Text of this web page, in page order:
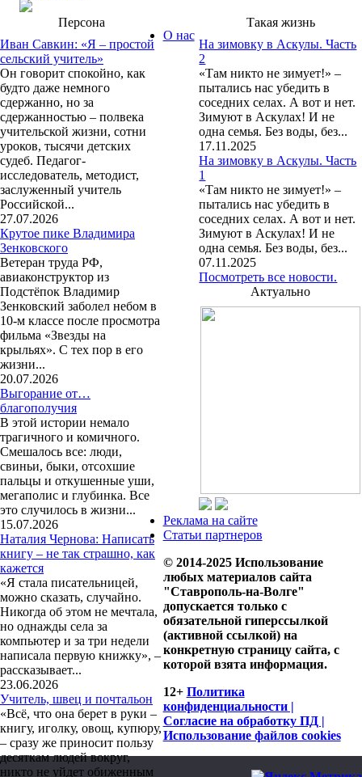
Персона
Иван Савкин: «Я – простой
сельский учитель»
Он говорит спокойно, как
будто даже немного
сдержанно, но за
сдержанностью – полвека
учительской жизни, сотни
уроков, тысячи детских
судеб. Педагог-
исследователь, методист,
заслуженный учитель
Российской...
27.07.2026
Крутое пике Владимира
Зенковского
Ветеран труда РФ,
авиаконструктор из
Подстёпок Владимир
Зенковский заболел небом в
10-м классе после просмотра
фильма «Звезды на
крыльях». С тех пор в его
жизни...
20.07.2026
Выгорание от…
благополучия
В этой истории немало
трагичного и комичного.
Смешалось все: люди,
свиньи, быки, отсохшие
пальцы и откушенные уши,
мегаполис и глубинка. Все
это случилось в жизни...
15.07.2026
Наталия Чернова: Написать
книгу – не так страшно, как
кажется
«Я стала писательницей,
можно сказать, случайно.
Никогда об этом не мечтала,
но однажды села за
компьютер и за три недели
написала первую книжку», –
рассказывает...
23.06.2026
Учитель, швец и почтальон
«Всё, что она берет в руки –
книгу, иголку, овощ, купюру,
– сразу же приносит пользу
десяткам людей вокруг,
никто не уйдет обиженным
Такая жизнь
На зимовку в Аскулы. Часть
2
«Там никто не зимует!» –
пытались нас убедить в
соседних селах. А вот и нет.
Зимуют в Аскулах! И не
одна семья. Без воды, без...
17.11.2025
На зимовку в Аскулы. Часть
1
«Там никто не зимует!» –
пытались нас убедить в
соседних селах. А вот и нет.
Зимуют в Аскулах! И не
одна семья. Без воды, без...
07.11.2025
Посмотреть все новости.
Актуально
О нас
Реклама на сайте
Статьи партнеров
© 2014-2025 Использование
любых материалов сайта
"Ставрополь-на-Волге"
допускается только с
обязательной гиперссылкой
(активной ссылкой) на
конкретную страницу сайта, с
которой взята информация.
12+ Политика
конфиденциальности |
Согласие на обработку ПД |
Использование файлов cookies